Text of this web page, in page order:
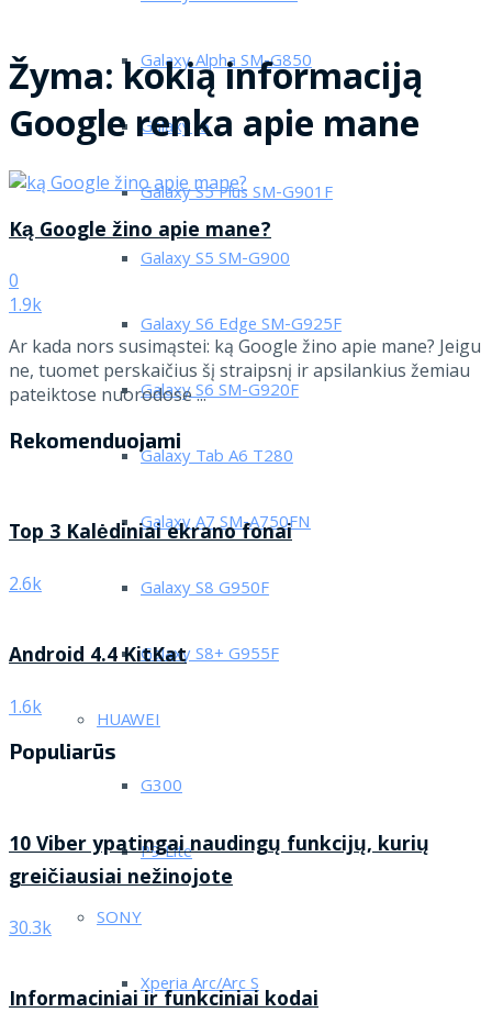
Galaxy Alpha SM-G850
Galaxy J5
Galaxy S5 Plus SM-G901F
Galaxy S5 SM-G900
Galaxy S6 Edge SM-G925F
Galaxy S6 SM-G920F
Galaxy Tab A6 T280
Galaxy A7 SM-A750FN
Galaxy S8 G950F
Galaxy S8+ G955F
HUAWEI
G300
P9 Lite
SONY
Xperia Arc/Arc S
Žyma:kokią informaciją
Google renka apie mane
Ką Google žino apie mane?
0
1.9k
Ar kada nors susimąstei: ką Google žino apie mane? Jeigu
ne, tuomet perskaičius šį straipsnį ir apsilankius žemiau
pateiktose nuorodose ...
Rekomenduojami
Top 3 Kalėdiniai ekrano fonai
2.6k
Android 4.4 KitKat
1.6k
Populiarūs
10 Viber ypatingai naudingų funkcijų, kurių
greičiausiai nežinojote
30.3k
Informaciniai ir funkciniai kodai